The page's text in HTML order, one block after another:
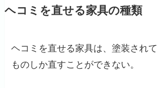
ヘコミを直せる家具の種類
ヘコミを直せる家具は、塗装され
ものしか直すことができない。